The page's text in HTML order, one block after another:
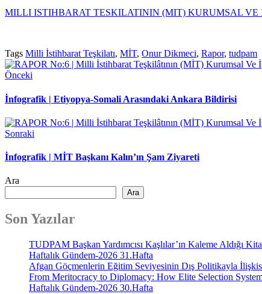
MILLI ISTIHBARAT TESKILATININ (MIT) KURUMSAL
Tags Milli İstihbarat Teşkilatı, MİT, Onur Dikmeci, Rapor, tudpam
Önceki
İnfografik | Etiyopya-Somali Arasındaki Ankara Bildirisi
Sonraki
İnfografik | MİT Başkanı Kalın’ın Şam Ziyareti
Ara
Ara
Son Yazılar
TUDPAM Başkan Yardımcısı Kaşlılar’ın Kaleme Aldığı
Haftalık Gündem-2026 31.Hafta
Afgan Göçmenlerin Eğitim Seviyesinin Dış Politikayla
From Meritocracy to Diplomacy: How Elite Selection
Haftalık Gündem-2026 30.Hafta